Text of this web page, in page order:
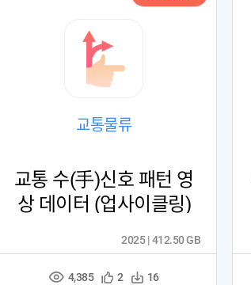
교통물류
교통 수(手)신호 패턴 영
상 데이터 (업사이클링)
조 4,385
관 2
다 16
2025 | 412.50 GB